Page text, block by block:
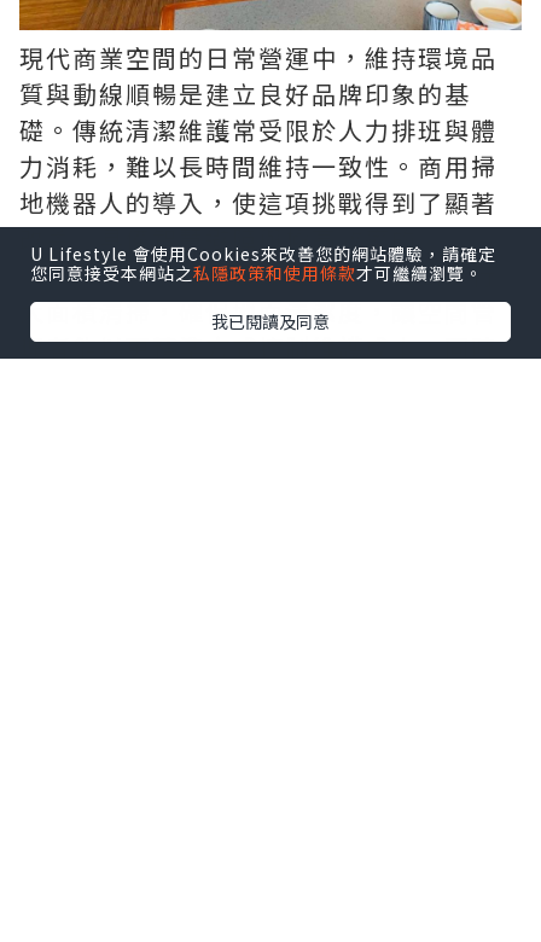
現代商業空間的日常營運中，維持環境品
質與動線順暢是建立良好品牌印象的基
礎。傳統清潔維護常受限於人力排班與體
力消耗，難以長時間維持一致性。商用掃
地機器人的導入，使這項挑戰得到了顯著
改善。具備智慧避障與極高效率的商用掃
地機器人，能在夜間或離峰時段自動進行
大面積清掃，確保地面清潔度，讓空間管
理者能以更精準方式控制維護成本，同時
U Lifestyle 會使用Cookies來改善您的網站體驗，請確定
您同意接受本網站之私隱政策和使用條款才可繼續瀏覽。
我已閱讀及同意